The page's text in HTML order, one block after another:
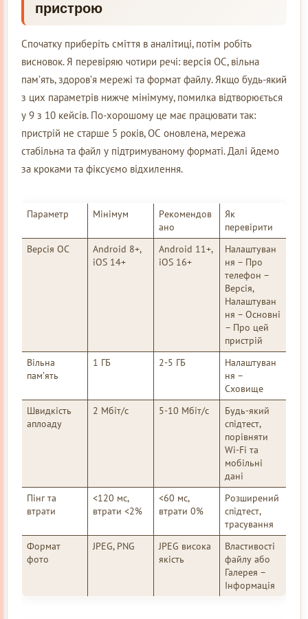
пристрою
Спочатку приберіть сміття в аналітиці, потім робіть
висновок. Я перевіряю чотири речі: версія ОС, вільна
пам’ять, здоров’я мережі та формат файлу. Якщо будь-який
з цих параметрів нижче мінімуму, помилка відтворюється
у 9 з 10 кейсів. По-хорошому це має працювати так:
пристрій не старше 5 років, ОС оновлена, мережа
стабільна та файл у підтримуваному форматі. Далі йдемо
за кроками та фіксуємо відхилення.
Параметр Мінімум
Рекомендов
ано
Як
перевірити
Версія ОС
Android 8+,
iOS 14+
Android 11+,
iOS 16+
Налаштуван
ня – Про
телефон –
Версія,
Налаштуван
ня – Основні
– Про цей
пристрій
Вільна
пам’ять
1 ГБ 2-5 ГБ
Налаштуван
ня –
Сховище
Швидкість
аплоаду
2 Мбіт/с 5-10 Мбіт/с
Будь-який
спідтест,
порівняти
Wi-Fi та
мобільні
дані
Пінг та
втрати
<120 мс,
втрати <2%
<60 мс,
втрати 0%
Розширений
спідтест,
трасування
Формат
фото
JPEG, PNG
JPEG висока
якість
Властивості
файлу або
Галерея –
Інформація